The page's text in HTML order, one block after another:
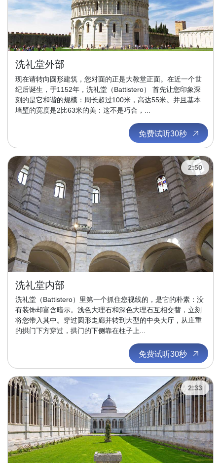
洗礼堂外部
现在请转向圆形建筑，您对面的正是大教堂正面。在近一个世
纪后诞生，于1152年，洗礼堂（Battistero） 首先让您印象深
刻的是它和谐的规模：周长超过100米，高达55米。并且基本
墙壁的宽度是2比63米的美：这不是巧合，...
免费试听30秒
2:50
洗礼堂内部
洗礼堂（Battistero）里第一个抓住您视线的，是它的朴素：没
有装饰却富含暗示。浅色大理石和深色大理石互相交替，立刻
将您带入其中。穿过圆形走廊并转到大型的中央大厅，从庄重
的拱门下方穿过，拱门的下侧靠在柱子上...
免费试听30秒
2:33